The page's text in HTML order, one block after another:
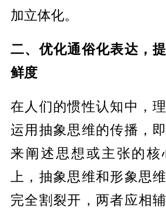
加立体化。
二、优化通俗化表达，
鲜度
在人们的惯性认知中，
运用抽象思维的传播，
来阐述思想或主张的核
上，抽象思维和形象思
完全割裂开，两者应相